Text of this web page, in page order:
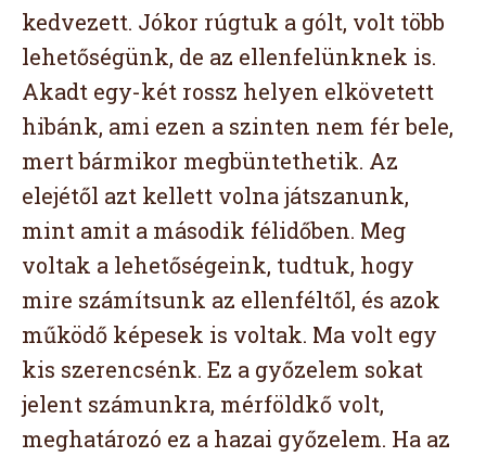
kedvezett. Jókor rúgtuk a gólt, volt több
lehetőségünk, de az ellenfelünknek is.
Akadt egy-két rossz helyen elkövetett
hibánk, ami ezen a szinten nem fér bele,
mert bármikor megbüntethetik. Az
elejétől azt kellett volna játszanunk,
mint amit a második félidőben. Meg
voltak a lehetőségeink, tudtuk, hogy
mire számítsunk az ellenféltől, és azok
működő képesek is voltak. Ma volt egy
kis szerencsénk. Ez a győzelem sokat
jelent számunkra, mérföldkő volt,
meghatározó ez a hazai győzelem. Ha az